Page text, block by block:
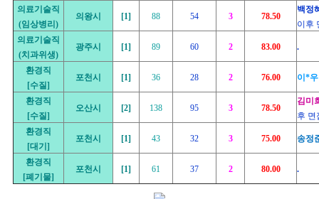
의료기술직
(임상병리)
의왕시 [1] 88 54 3 78.50
백정
이후
의료기술직
(치과위생)
광주시 [1] 89 60 2 83.00 .
환경직
[수질]
포천시 [1] 36 28 2 76.00 이*우
환경직
[수질]
오산시 [2] 138 95 3 78.50
김미
후 면
환경직
[대기]
포천시 [1] 43 32 3 75.00 송정
환경직
[폐기물]
포천시 [1] 61 37 2 80.00 .